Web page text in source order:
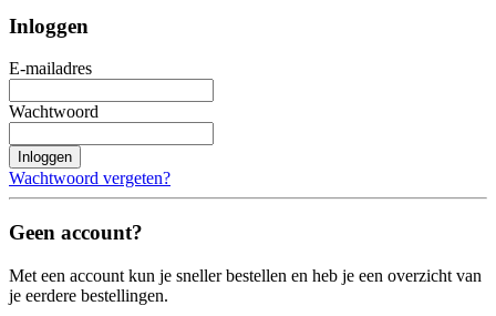
Inloggen
E-mailadres
Wachtwoord
Inloggen
Wachtwoord vergeten?
Geen account?
Met een account kun je sneller bestellen en heb je een overzicht van
je eerdere bestellingen.